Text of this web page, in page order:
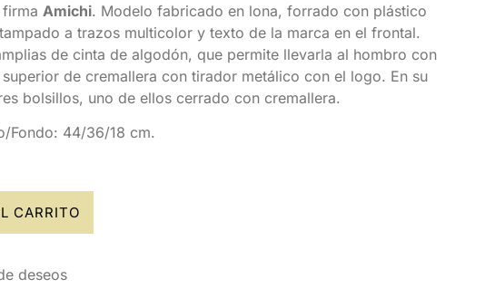
Amichi. Modelo fabricado en lona, forrado con plástico
a trazos multicolor y texto de la marca en el frontal.
de cinta de algodón, que permite llevarla al hombro con
de cremallera con tirador metálico con el logo. En su
bolsillos, uno de ellos cerrado con cremallera.
Fondo: 44/36/18 cm.
CARRITO